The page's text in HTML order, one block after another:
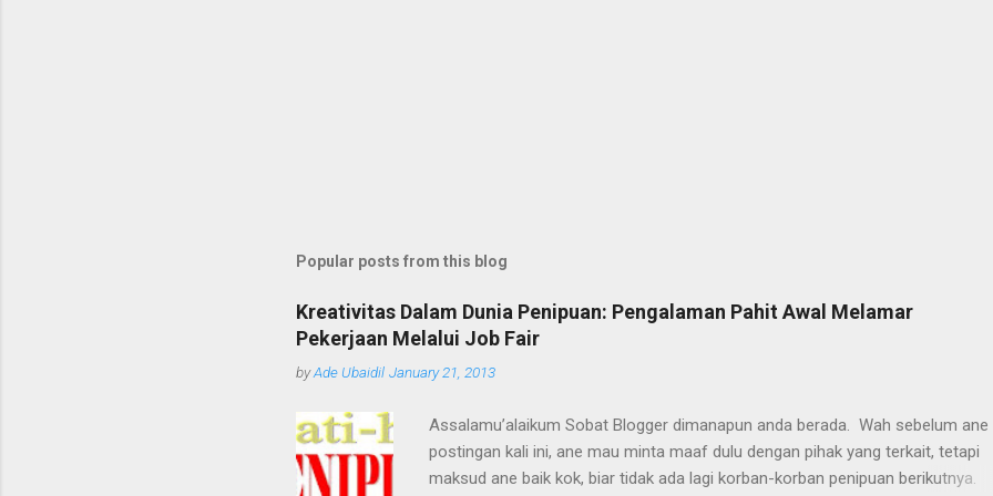
Popular posts from this blog
Kreativitas Dalam Dunia Penipuan: Pengalaman Pahit Awal Melamar
Pekerjaan Melalui Job Fair
byAde Ubaidil January 21, 2013
Assalamu’alaikum Sobat Blogger dimanapun anda berada. Wah sebelum ane
postingan kali ini, ane mau minta maaf dulu dengan pihak yang terkait, tetapi
maksud ane baik kok, biar tidak ada lagi korban-korban penipuan berikutnya.